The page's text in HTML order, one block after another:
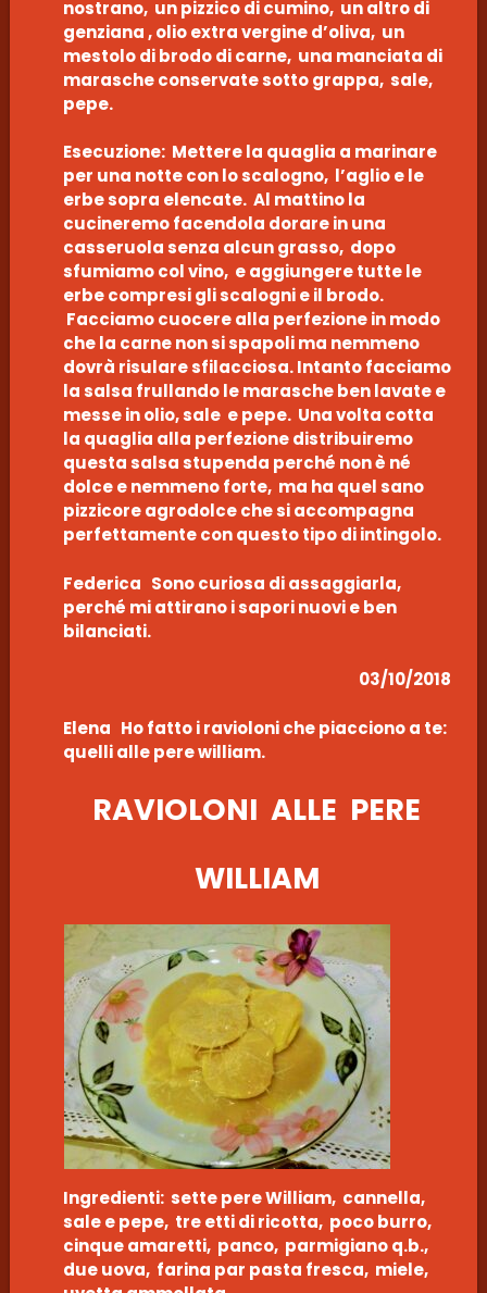
nostrano, un pizzico di cumino, un altro di
genziana , olio extra vergine d’oliva, un
mestolo di brodo di carne, una manciata di
marasche conservate sotto grappa, sale,
pepe.
Esecuzione: Mettere la quaglia a marinare
per una notte con lo scalogno, l’aglio e le
erbe sopra elencate. Al mattino la
cucineremo facendola dorare in una
casseruola senza alcun grasso, dopo
sfumiamo col vino, e aggiungere tutte le
erbe compresi gli scalogni e il brodo.
Facciamo cuocere alla perfezione in modo
che la carne non si spapoli ma nemmeno
dovrà risulare sfilacciosa. Intanto facciamo
la salsa frullando le marasche ben lavate e
messe in olio, sale e pepe. Una volta cotta
la quaglia alla perfezione distribuiremo
questa salsa stupenda perché non è né
dolce e nemmeno forte, ma ha quel sano
pizzicore agrodolce che si accompagna
perfettamente con questo tipo di intingolo.
Federica Sono curiosa di assaggiarla,
perché mi attirano i sapori nuovi e ben
bilanciati.
03/10/2018
Elena Ho fatto i ravioloni che piacciono a te:
quelli alle pere william.
RAVIOLONI ALLE PERE
WILLIAM
Ingredienti: sette pere William, cannella,
sale e pepe, tre etti di ricotta, poco burro,
cinque amaretti, panco, parmigiano q.b.,
due uova, farina par pasta fresca, miele,